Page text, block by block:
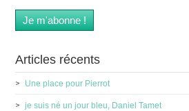
Articles récents
Une place pour Pierrot
je suis né un jour bleu, Daniel Tamet